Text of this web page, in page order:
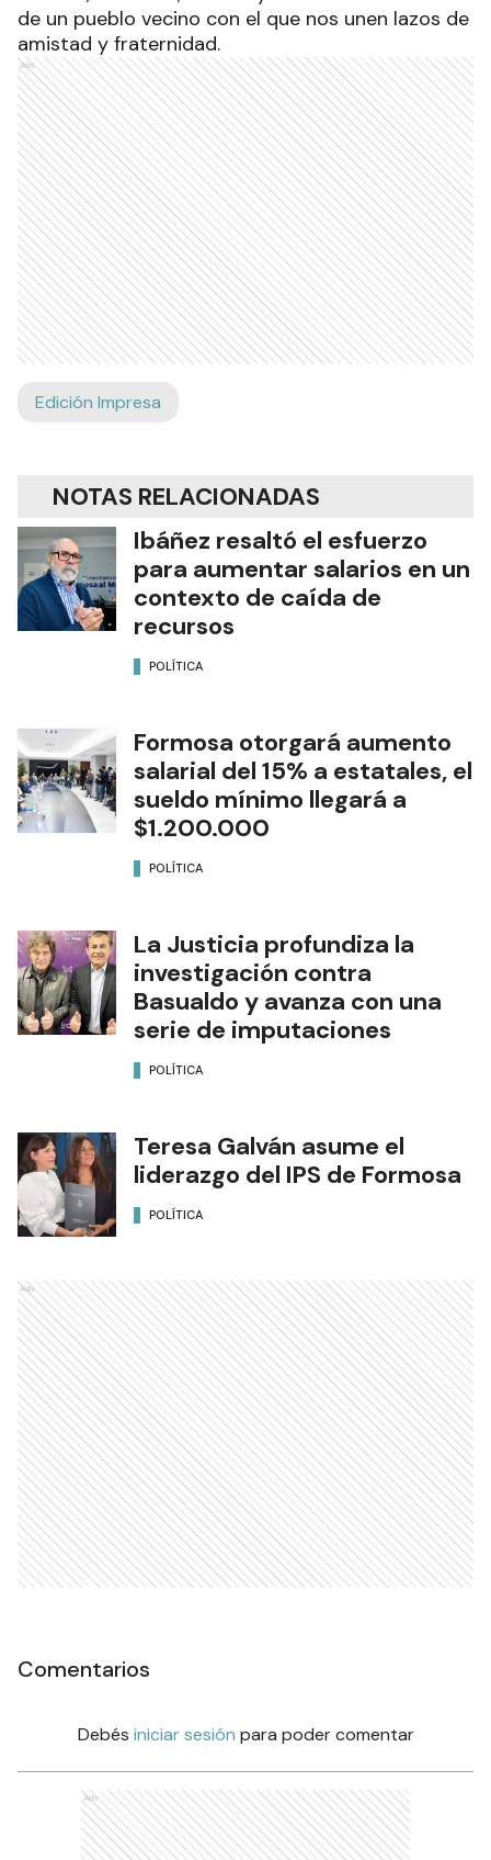
de un pueblo vecino con el que nos unen lazos de
amistad y fraternidad.
Ads
Edición Impresa
NOTAS RELACIONADAS
Ibáñez resaltó el esfuerzo
para aumentar salarios en un
contexto de caída de
recursos
POLÍTICA
Formosa otorgará aumento
salarial del 15% a estatales, el
sueldo mínimo llegará a
$1.200.000
POLÍTICA
La Justicia profundiza la
investigación contra
Basualdo y avanza con una
serie de imputaciones
POLÍTICA
Teresa Galván asume el
liderazgo del IPS de Formosa
POLÍTICA
Ads
Comentarios
Debés iniciar sesión para poder comentar
Ads